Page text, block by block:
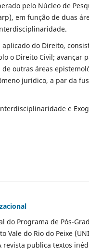
pelo Núcleo de
em função de duas
do Direito,
o Direito Civil; avançar
outras áreas
jurídico, a par da
e
do Programa de Pós-
Vale do Rio do Peixe
revista publica textos